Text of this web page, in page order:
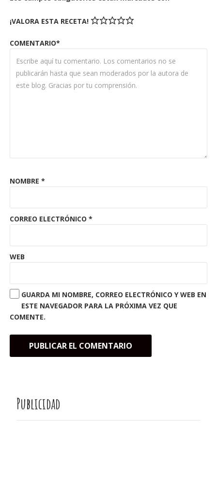
¡VALORA ESTA RECETA!
COMENTARIO*
NOMBRE *
CORREO ELECTRÓNICO *
WEB
GUARDA MI NOMBRE, CORREO ELECTRÓNICO Y WEB EN
ESTE NAVEGADOR PARA LA PRÓXIMA VEZ QUE
COMENTE.
Publicidad